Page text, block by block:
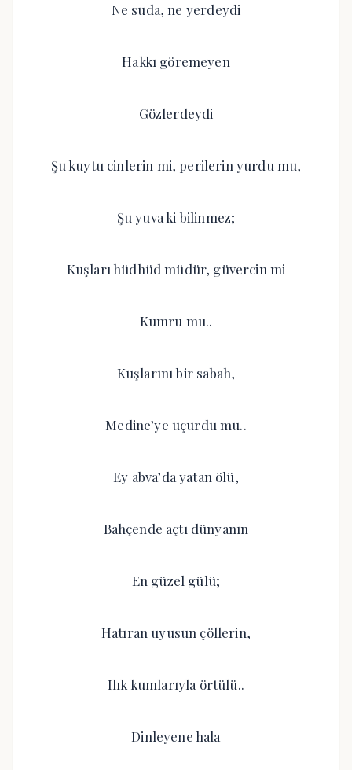
Ne suda, ne yerdeydi
Hakkı göremeyen
Gözlerdeydi
Şu kuytu cinlerin mi, perilerin yurdu mu,
Şu yuva ki bilinmez;
Kuşları hüdhüd müdür, güvercin mi
Kumru mu..
Kuşlarını bir sabah,
Medine’ye uçurdu mu..
Ey abva’da yatan ölü,
Bahçende açtı dünyanın
En güzel gülü;
Hatıran uyusun çöllerin,
Ilık kumlarıyla örtülü..
Dinleyene hala